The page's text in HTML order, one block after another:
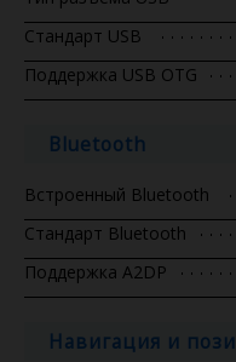
Стандарт USB
Поддержка USB OTG
Bluetooth
Встроенный Bluetooth
Стандарт Bluetooth
Поддержка A2DP
Навигация и